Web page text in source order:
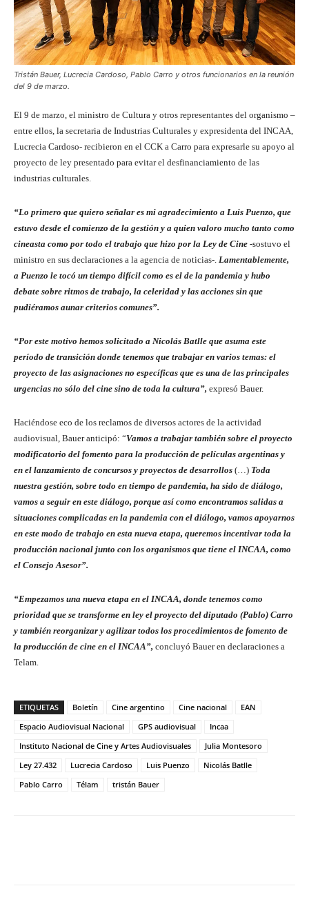
Tristán Bauer, Lucrecia Cardoso, Pablo Carro y otros funcionarios en la reunión
del 9 de marzo.
El 9 de marzo, el ministro de Cultura y otros representantes del organismo –
entre ellos, la secretaria de Industrias Culturales y expresidenta del INCAA,
Lucrecia Cardoso- recibieron en el CCK a Carro para expresarle su apoyo al
proyecto de ley presentado para evitar el desfinanciamiento de las
industrias culturales.
“Lo primero que quiero señalar es mi agradecimiento a Luis Puenzo, que
estuvo desde el comienzo de la gestión y a quien valoro mucho tanto como
cineasta como por todo el trabajo que hizo por la Ley de Cine -sostuvo el
ministro en sus declaraciones a la agencia de noticias-. Lamentablemente,
a Puenzo le tocó un tiempo difícil como es el de la pandemia y hubo
debate sobre ritmos de trabajo, la celeridad y las acciones sin que
pudiéramos aunar criterios comunes”.
“Por este motivo hemos solicitado a Nicolás Batlle que asuma este
período de transición donde tenemos que trabajar en varios temas: el
proyecto de las asignaciones no específicas que es una de las principales
urgencias no sólo del cine sino de toda la cultura”, expresó Bauer.
Haciéndose eco de los reclamos de diversos actores de la actividad
audiovisual, Bauer anticipó: “Vamos a trabajar también sobre el proyecto
modificatorio del fomento para la producción de películas argentinas y
en el lanzamiento de concursos y proyectos de desarrollos (…) Toda
nuestra gestión, sobre todo en tiempo de pandemia, ha sido de diálogo,
vamos a seguir en este diálogo, porque así como encontramos salidas a
situaciones complicadas en la pandemia con el diálogo, vamos apoyarnos
en este modo de trabajo en esta nueva etapa, queremos incentivar toda la
producción nacional junto con los organismos que tiene el INCAA, como
el Consejo Asesor”.
“Empezamos una nueva etapa en el INCAA, donde tenemos como
prioridad que se transforme en ley el proyecto del diputado (Pablo) Carro
y también reorganizar y agilizar todos los procedimientos de fomento de
la producción de cine en el INCAA”, concluyó Bauer en declaraciones a
Telam.
ETIQUETAS Boletín Cine argentino Cine nacional
EAN
Espacio Audiovisual Nacional
GPS audiovisual
Incaa
Instituto Nacional de Cine y Artes Audiovisuales
Julia Montesoro
Ley 27.432
Lucrecia Cardoso Luis Puenzo
Nicolás Batlle
Pablo Carro
Télam tristán Bauer